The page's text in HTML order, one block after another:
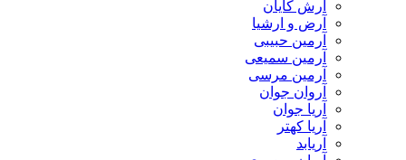
آرش کایان
​آرض و ارشیا
آرمین حبیبی
آرمین سمیعی
آرمین مرسی
آروان جوان
آریا جوان
آریا کهتر